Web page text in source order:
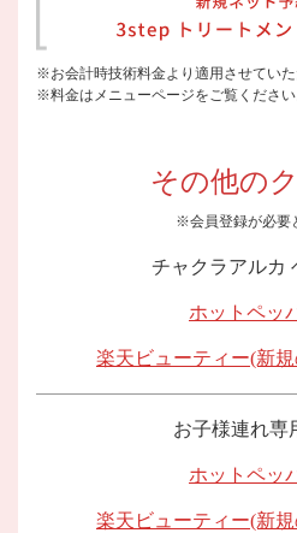
※お会計時技術料金より適用させていた
※料金はメニューページをご覧ください
その他の
※会員登録が必要
チャクラアルカ
ホットペッ
楽天ビューティー(新
お子様連れ専
ホットペッ
楽天ビューティー(新